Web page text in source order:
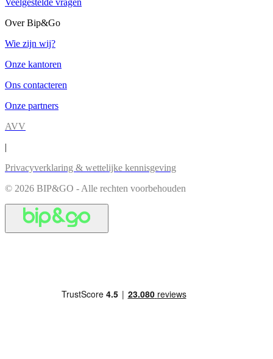
Veelgestelde vragen
Over Bip&Go
Wie zijn wij?
Onze kantoren
Ons contacteren
Onze partners
AVV
|
Privacyverklaring & wettelijke kennisgeving
© 2026 BIP&GO - Alle rechten voorbehouden